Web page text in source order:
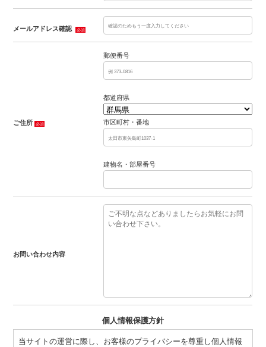
メールアドレス確認 必須
ご住所 必須
郵便番号
都道府県
市区町村・番地
建物名・部屋番号
お問い合わせ内容
個人情報保護方針
当サイトの運営に際し、お客様のプライバシーを尊重し個人情報